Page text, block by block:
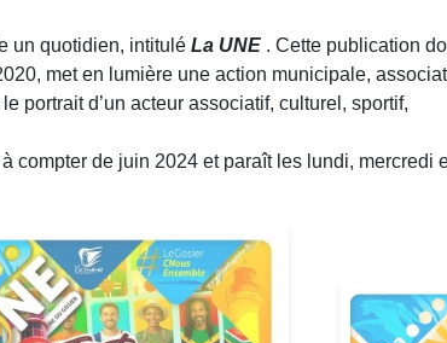
un quotidien, intitulé La UNE . Cette publication
met en lumière une action municipale,
portrait d’un acteur associatif, culturel, sportif,
compter de juin 2024 et paraît les lundi, mercredi